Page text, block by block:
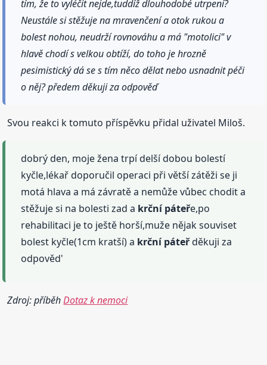
tím, že to vyléčit nejde,tuddíž dlouhodobé utrpení?
Neustále si stěžuje na mravenčení a otok rukou a
bolest nohou, neudrží rovnováhu a má "motolici" v
hlavě chodí s velkou obtíží, do toho je hrozně
pesimistický dá se s tím něco dělat nebo usnadnit péči
o něj? předem děkuji za odpověď
Svou reakci k tomuto příspěvku přidal uživatel Miloš.
dobrý den, moje žena trpí delší dobou bolestí
kyčle,lékař doporučil operaci při větší zátěži se ji
motá hlava a má závratě a nemůže vůbec chodit a
stěžuje si na bolesti zad a krční páteře,po
rehabilitaci je to ještě horší,muže nějak souviset
bolest kyčle(1cm kratší) a krční páteřděkuji za
odpověd'
Zdroj: příběhDotaz k nemoci